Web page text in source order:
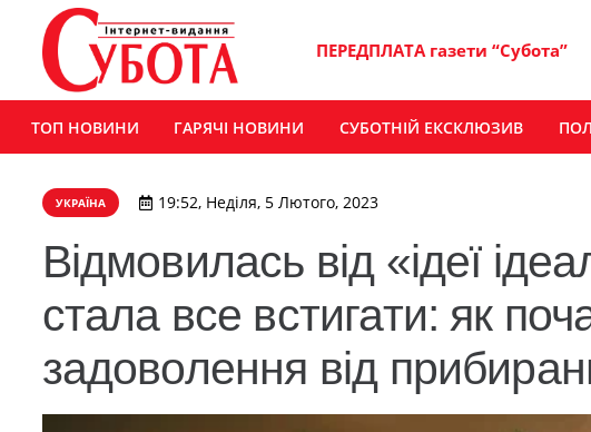
ПЕРЕДПЛАТА газети “Субота”
ТОП НОВИНИ ГАРЯЧІ НОВИНИ СУБОТНІЙ ЕКСКЛЮЗИВ
УКРАЇНА 19:52, Неділя, 5 Лютого, 2023
Відмовилась від «ідеї
стала все встигати: як
задоволення від